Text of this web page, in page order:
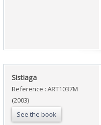
‎Sistiaga‎
Reference : ART1037M
(2003)
See the book